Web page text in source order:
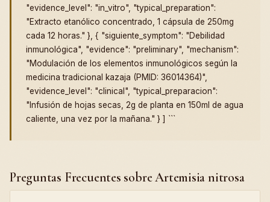
"evidence_level": "in_vitro", "typical_preparation":
"Extracto etanólico concentrado, 1 cápsula de 250mg
cada 12 horas." }, { "siguiente_symptom": "Debilidad
inmunológica", "evidence": "preliminary", "mechanism":
"Modulación de los elementos inmunológicos según la
medicina tradicional kazaja (PMID: 36014364)",
"evidence_level": "clinical", "typical_preparacion":
"Infusión de hojas secas, 2g de planta en 150ml de agua
caliente, una vez por la mañana." } ] ```
Preguntas Frecuentes sobre Artemisia nitrosa